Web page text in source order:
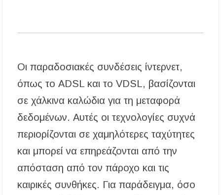
Οι παραδοσιακές συνδέσεις ίντερνετ,
όπως το ADSL και το VDSL, βασίζονται
σε χάλκινα καλώδια για τη μεταφορά
δεδομένων. Αυτές οι τεχνολογίες συχνά
περιορίζονται σε χαμηλότερες ταχύτητες
και μπορεί να επηρεάζονται από την
απόσταση από τον πάροχο και τις
καιρικές συνθήκες. Για παράδειγμα, όσο